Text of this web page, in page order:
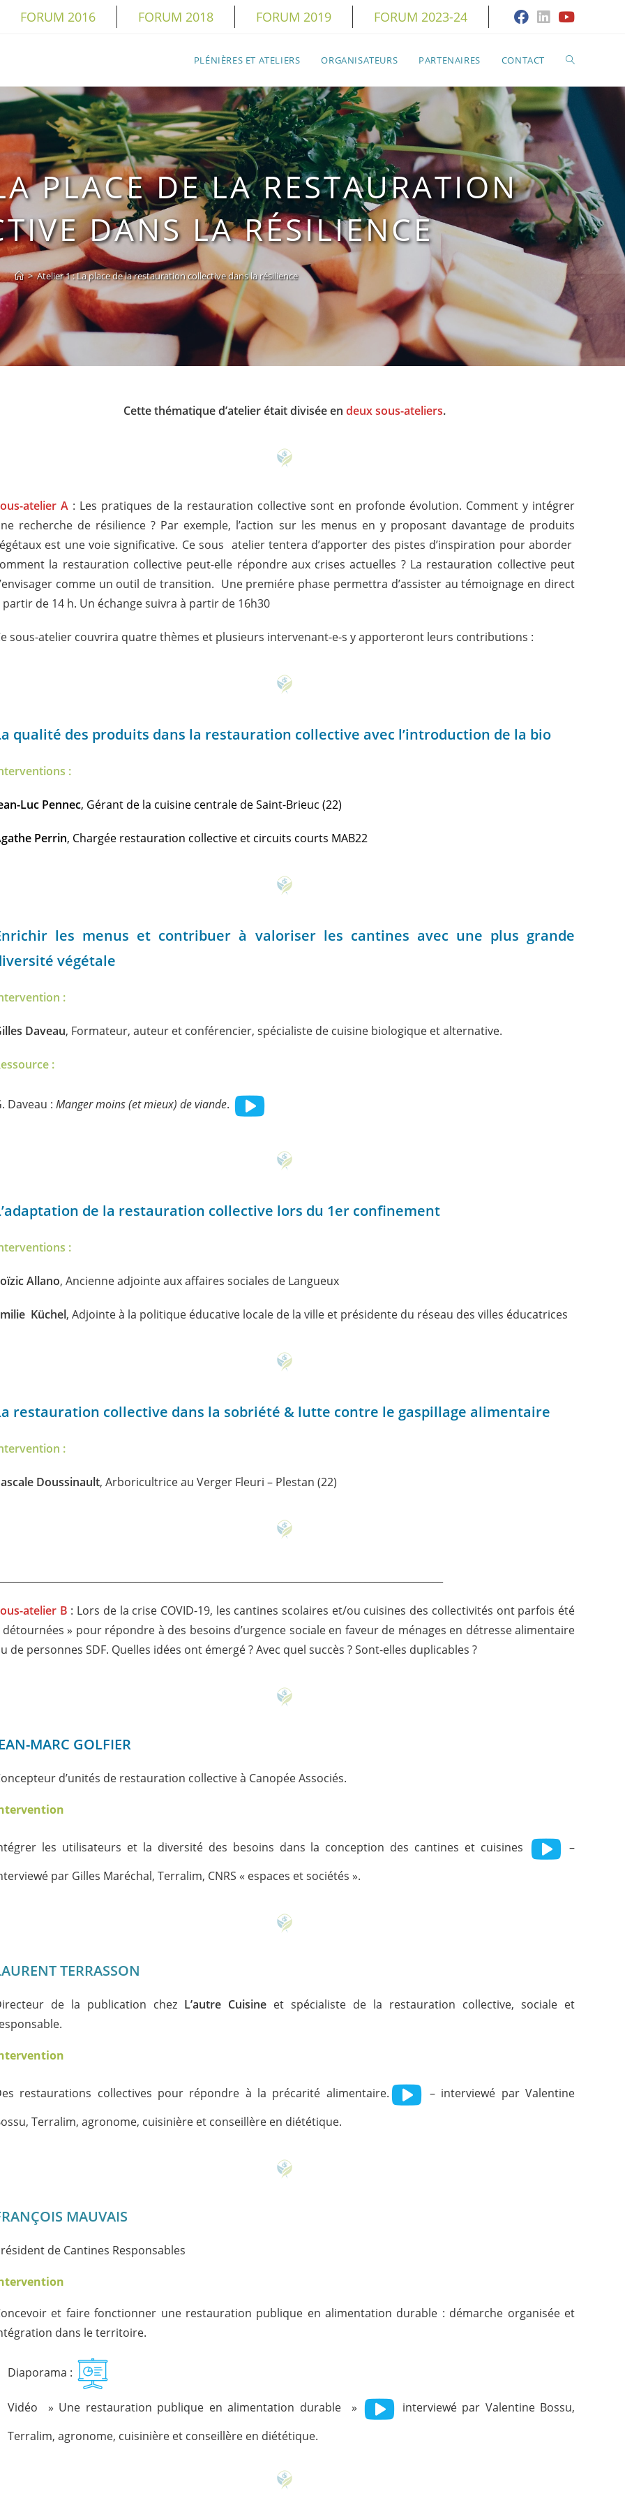
FORUM 2016 FORUM 2018 FORUM 2019 FORUM 2023-24
PLÉNIÈRES ET ATELIERS ORGANISATEURS PARTENAIRES CONTACT TOGGLE
WEBSITE
SEARCH
PLACE DE LA RESTAURATION
DANS LA RÉSILIENCE
> Atelier 1 : La place de la restauration collective dans la résilience
Cette thématique d’atelier était divisée en deux sous-ateliers.
atelier A : Les pratiques de la restauration collective sont en profonde évolution. Comment y intégrer
recherche de résilience ? Par exemple, l’action sur les menus en y proposant davantage de produits
est une voie significative. Ce sous atelier tentera d’apporter des pistes d’inspiration pour aborder
la restauration collective peut-elle répondre aux crises actuelles ? La restauration collective peut
comme un outil de transition. Une premiére phase permettra d’assister au témoignage en direct
partir de 14 h. Un échange suivra à partir de 16h30
sous-atelier couvrira quatre thèmes et plusieurs intervenant-e-s y apporteront leurs contributions :
qualité des produits dans la restauration collective avec l’introduction de la bio
:
Luc Pennec, Gérant de la cuisine centrale de Saint-Brieuc (22)
Perrin, Chargée restauration collective et circuits courts MAB22
les menus et contribuer à valoriser les cantines avec une plus grande
végétale
:
Daveau, Formateur, auteur et conférencier, spécialiste de cuisine biologique et alternative.
:
Daveau : Manger moins (et mieux) de viande.
de la restauration collective lors du 1er confinement
:
Allano, Ancienne adjointe aux affaires sociales de Langueux
Küchel, Adjointe à la politique éducative locale de la ville et présidente du réseau des villes éducatrices
restauration collective dans la sobriété & lutte contre le gaspillage alimentaire
:
Doussinault, Arboricultrice au Verger Fleuri – Plestan (22)
atelier B : Lors de la crise COVID-19, les cantines scolaires et/ou cuisines des collectivités ont parfois été
détournées » pour répondre à des besoins d’urgence sociale en faveur de ménages en détresse alimentaire
de personnes SDF. Quelles idées ont émergé ? Avec quel succès ? Sont-elles duplicables ?
MARC GOLFIER
d’unités de restauration collective à Canopée Associés.
les utilisateurs et la diversité des besoins dans la conception des cantines et cuisines
–
par Gilles Maréchal, Terralim, CNRS « espaces et sociétés ».
TERRASSON
de la publication chez L’autre Cuisine et spécialiste de la restauration collective, sociale et
restaurations collectives pour répondre à la précarité alimentaire.
– interviewé par Valentine
Terralim, agronome, cuisinière et conseillère en diététique.
MAUVAIS
de Cantines Responsables
et faire fonctionner une restauration publique en alimentation durable : démarche organisée et
dans le territoire.
Diaporama :
Vidéo » Une restauration publique en alimentation durable »
interviewé par Valentine Bossu,
Terralim, agronome, cuisinière et conseillère en diététique.